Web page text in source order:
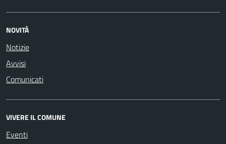
NOVITÀ
Notizie
Avvisi
Comunicati
VIVERE IL COMUNE
Eventi